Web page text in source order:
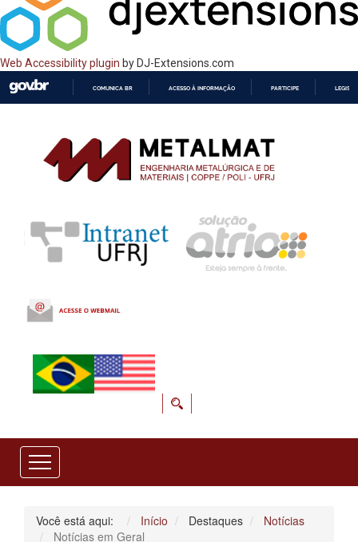
Web Accessibility plugin by DJ-Extensions.com
CONTEÚDO
COMUNICA BR ACESSO À INFORMAÇÃO PARTICIPE
Você está aqui: Início Destaques
Notícias
Notícias em Geral